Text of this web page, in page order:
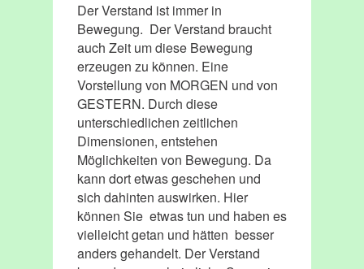
Der Verstand ist immer in
Bewegung. Der Verstand braucht
auch Zeit um diese Bewegung
erzeugen zu können. Eine
Vorstellung von MORGEN und von
GESTERN. Durch diese
unterschiedlichen zeitlichen
Dimensionen, entstehen
Möglichkeiten von Bewegung. Da
kann dort etwas geschehen und
sich dahinten auswirken. Hier
können Sie etwas tun und haben es
vielleicht getan und hätten besser
anders gehandelt. Der Verstand